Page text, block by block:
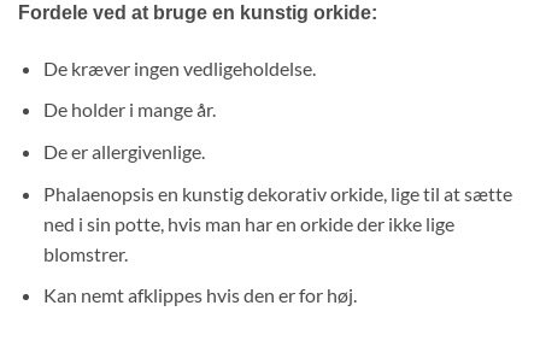
Fordele ved at bruge en kunstig orkide:
De kræver ingen vedligeholdelse.
De holder i mange år.
De er allergivenlige.
Phalaenopsis en kunstig dekorativ orkide, lige til at sætte
ned i sin potte, hvis man har en orkide der ikke lige
blomstrer.
Kan nemt afklippes hvis den er for høj.